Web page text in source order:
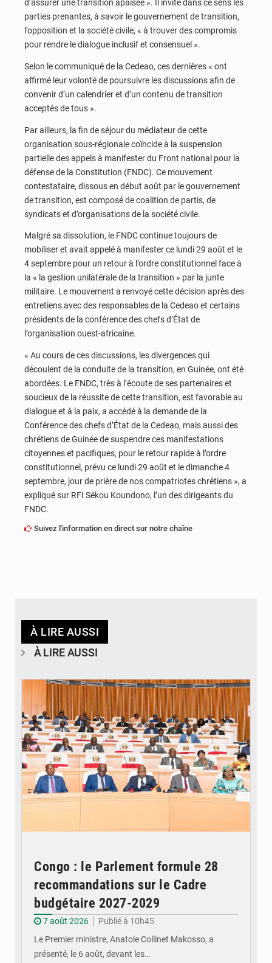
d’assurer une transition apaisée ». Il invite dans ce sens les
parties prenantes, à savoir le gouvernement de transition,
l’opposition et la société civile, « à trouver des compromis
pour rendre le dialogue inclusif et consensuel ».
Selon le communiqué de la Cedeao, ces dernières « ont
affirmé leur volonté de poursuivre les discussions afin de
convenir d’un calendrier et d’un contenu de transition
acceptés de tous ».
Par ailleurs, la fin de séjour du médiateur de cette
organisation sous-régionale coïncide à la suspension
partielle des appels à manifester du Front national pour la
défense de la Constitution (FNDC). Ce mouvement
contestataire, dissous en début août par le gouvernement
de transition, est composé de coalition de partis, de
syndicats et d’organisations de la société civile.
Malgré sa dissolution, le FNDC continue toujours de
mobiliser et avait appelé à manifester ce lundi 29 août et le
4 septembre pour un retour à l’ordre constitutionnel face à
la « la gestion unilatérale de la transition » par la junte
militaire. Le mouvement a renvoyé cette décision après des
entretiens avec des responsables de la Cedeao et certains
présidents de la conférence des chefs d’État de
l’organisation ouest-africaine.
« Au cours de ces discussions, les divergences qui
découlent de la conduite de la transition, en Guinée, ont été
abordées. Le FNDC, très à l’écoute de ses partenaires et
soucieux de la réussite de cette transition, est favorable au
dialogue et à la paix, a accédé à la demande de la
Conférence des chefs d’État de la Cedeao, mais aussi des
chrétiens de Guinée de suspendre ces manifestations
citoyennes et pacifiques, pour le retour rapide à l’ordre
constitutionnel, prévu ce lundi 29 août et le dimanche 4
septembre, jour de prière de nos compatriotes chrétiens », a
expliqué sur RFI Sékou Koundono, l’un des dirigeants du
FNDC.
Suivez l'information en direct sur notre chaîne
À LIRE AUSSI
À LIRE AUSSI
Congo : le Parlement formule 28
recommandations sur le Cadre
budgétaire 2027-2029
7 août 2026
Publié à 10h45
Le Premier ministre, Anatole Collinet Makosso, a
présenté, le 6 août, devant les…